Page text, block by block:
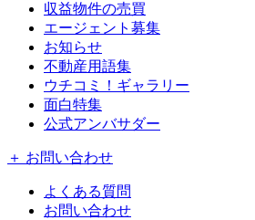
収益物件の売買
エージェント募集
お知らせ
不動産用語集
ウチコミ！ギャラリー
面白特集
公式アンバサダー
＋ お問い合わせ
よくある質問
お問い合わせ